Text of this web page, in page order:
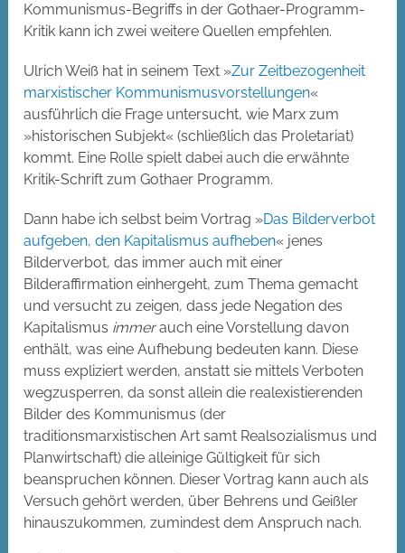
Kommunismus-Begriffs in der Gothaer-Programm-
Kritik kann ich zwei weitere Quellen empfehlen.
Ulrich Weiß hat in seinem Text »Zur Zeitbezogenheit
marxistischer Kommunismusvorstellungen«
ausführlich die Frage untersucht, wie Marx zum
»historischen Subjekt« (schließlich das Proletariat)
kommt. Eine Rolle spielt dabei auch die erwähnte
Kritik-Schrift zum Gothaer Programm.
Dann habe ich selbst beim Vortrag »Das Bilderverbot
aufgeben, den Kapitalismus aufheben« jenes
Bilderverbot, das immer auch mit einer
Bilderaffirmation einhergeht, zum Thema gemacht
und versucht zu zeigen, dass jede Negation des
Kapitalismus immerauch eine Vorstellung davon
enthält, was eine Aufhebung bedeuten kann. Diese
muss expliziert werden, anstatt sie mittels Verboten
wegzusperren, da sonst allein die realexistierenden
Bilder des Kommunismus (der
traditionsmarxistischen Art samt Realsozialismus und
Planwirtschaft) die alleinige Gültigkeit für sich
beanspruchen können. Dieser Vortrag kann auch als
Versuch gehört werden, über Behrens und Geißler
hinauszukommen, zumindest dem Anspruch nach.